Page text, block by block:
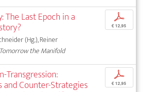
The Last Epoch in a
(Hg.), Reiner
Tomorrow the Manifold
p
€ 12,95
Transgression:
and Counter-Strategies
p
€ 12,95